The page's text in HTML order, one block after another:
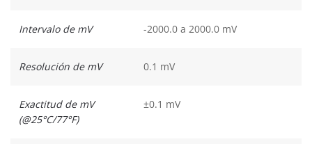
Intervalo de mV -2000.0 a 2000.0 mV
Resolución de mV 0.1 mV
Exactitud de mV
(@25°C/77°F)
±0.1 mV